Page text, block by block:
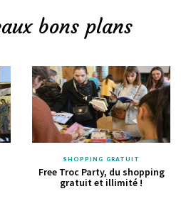
bons plans
SHOPPING GRATUIT
Free Troc Party, du shopping
gratuit et illimité !